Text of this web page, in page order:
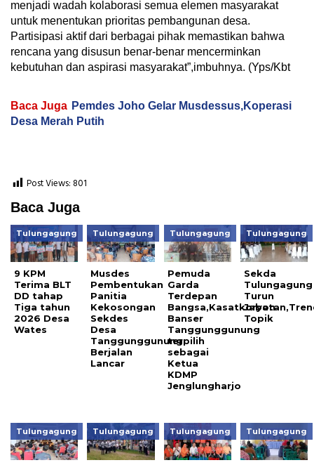
menjadi wadah kolaborasi semua elemen masyarakat
untuk menentukan prioritas pembangunan desa.
Partisipasi aktif dari berbagai pihak memastikan bahwa
rencana yang disusun benar-benar mencerminkan
kebutuhan dan aspirasi masyarakat”,imbuhnya. (Yps/Kbt
Baca Juga Pemdes Joho Gelar Musdessus,Koperasi
Desa Merah Putih
Post Views: 801
Baca Juga
Tulungagung
9 KPM
Terima BLT
DD tahap
Tiga tahun
2026 Desa
Wates
Tulungagung
Musdes
Pembentukan
Panitia
Kekosongan
Sekdes
Desa
Tanggunggunung
Berjalan
Lancar
Tulungagung
Pemuda
Garda
Terdepan
Bangsa,Kasatkoryon
Banser
Tanggunggunung
terpilih
sebagai
Ketua
KDMP
Jenglungharjo
Tulungagung
Sekda
Tulungagung
Turun
Topik
Tulungagung Tulungagung Tulungagung Tulungagung